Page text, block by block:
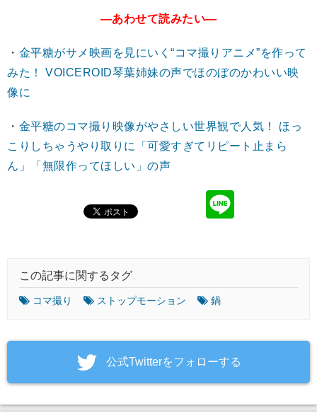
―あわせて読みたい―
・ 金平糖がサメ映画を見にいく“コマ撮りアニメ”を作って
みた！ VOICEROID琴葉姉妹の声でほのぼのかわいい映
像に
・ 金平糖のコマ撮り映像がやさしい世界観で人気！ ほっ
こりしちゃうやり取りに「可愛すぎてリピート止まら
ん」「無限作ってほしい」の声
この記事に関するタグ
コマ撮り ストップモーション 鍋
‎公式Twitterをフォローする